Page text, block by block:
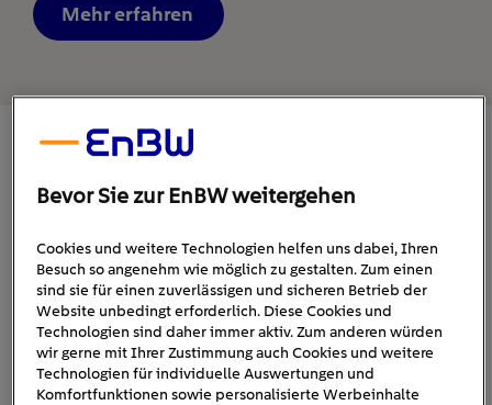
Mehr erfahren
Bevor Sie zur EnBW weitergehen
Cookies und weitere Technologien helfen uns dabei, Ihren
Besuch so angenehm wie möglich zu gestalten. Zum einen
sind sie für einen zuverlässigen und sicheren Betrieb der
Website unbedingt erforderlich. Diese Cookies und
Technologien sind daher immer aktiv. Zum anderen würden
wir gerne mit Ihrer Zustimmung auch Cookies und weitere
Technologien für individuelle Auswertungen und
Komfortfunktionen sowie personalisierte Werbeinhalte